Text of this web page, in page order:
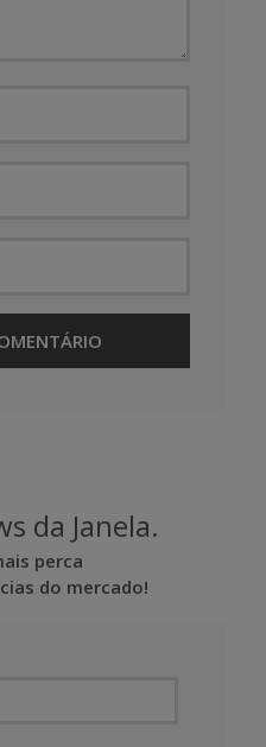
da Janela.
perca
do mercado!